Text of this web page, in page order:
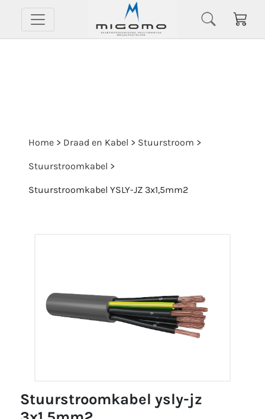
Home > Draad en Kabel > Stuurstroom >
Stuurstroomkabel >
Stuurstroomkabel YSLY-JZ 3x1,5mm2
stuurstroomkabel ysly-jz